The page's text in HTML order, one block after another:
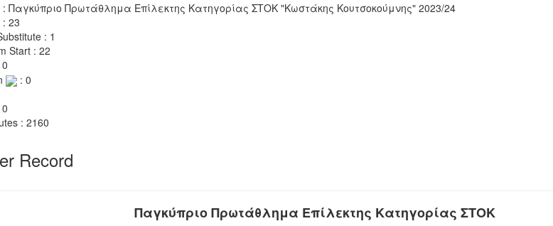
: Παγκύπριο Πρωτάθλημα Επίλεκτης Κατηγορίας ΣΤΟΚ "Κωστάκης Κουτσοκούμνης" 2023/24
: 23
: 1
Start : 22
: 0
: 2160
Record
Παγκύπριο Πρωτάθλημα Επίλεκτης Κατηγορίας ΣΤΟΚ